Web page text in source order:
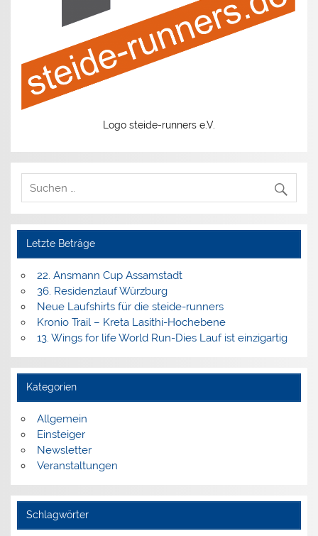
Logo steide-runners e.V.
Letzte Beträge
22. Ansmann Cup Assamstadt
36. Residenzlauf Würzburg
Neue Laufshirts für die steide-runners
Kronio Trail – Kreta Lasithi-Hochebene
13. Wings for life World Run-Dies Lauf ist einzigartig
Kategorien
Allgemein
Einsteiger
Newsletter
Veranstaltungen
Schlagwörter